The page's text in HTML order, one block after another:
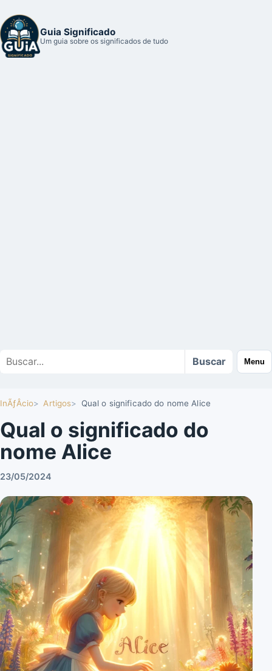
Guia Significado
Um guia sobre os significados de tudo
Buscar
Buscar Menu
InÃƒÂ­cio Artigos Qual o significado do nome Alice
Qual o significado do
nome Alice
23/05/2024